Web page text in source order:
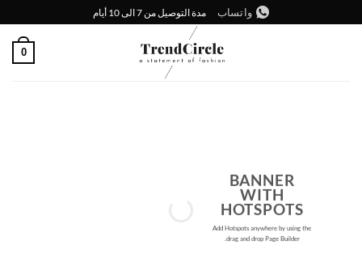
للمحتوى
واتساب مدة التوصيل من 7 الى 10 أيام
0
BANNER
WITH
HOTSPOTS
Add Hotspots anywhere by using the
drag and drop Page Builder.